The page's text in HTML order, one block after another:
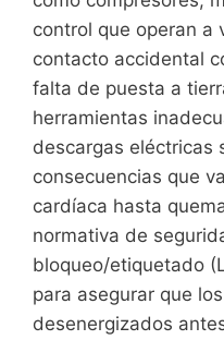
control que operan a
contacto accidental
falta de puesta a
herramientas
descargas eléctricas
consecuencias que
cardíaca hasta
normativa de
bloqueo/etiquetado
para asegurar que
desenergizados